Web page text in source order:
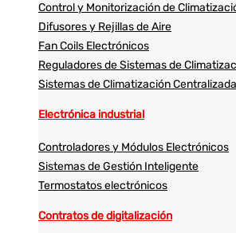
Control y Monitorización de
Difusores y Rejillas de Aire
Fan Coils Electrónicos
Reguladores de Sistemas de
Sistemas de Climatización Centralizada
Electrónica industrial
Controladores y Módulos Electrónicos
Sistemas de Gestión Inteligente
Termostatos electrónicos
Contratos de digitalización